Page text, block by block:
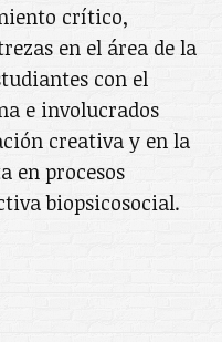
crítico,
en el área de la
con el
e involucrados
creativa y en la
en procesos
biopsicosocial.